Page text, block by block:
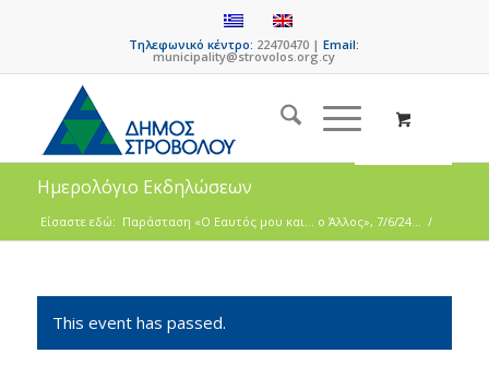
Τηλεφωνικό κέντρο: 22470470 |Email:
municipality@strovolos.org.cy
Ημερολόγιο Εκδηλώσεων
Είσαστε εδώ: Παράσταση «Ο Εαυτός μου και… ο Άλλος», 7/6/24... /
This event has passed.